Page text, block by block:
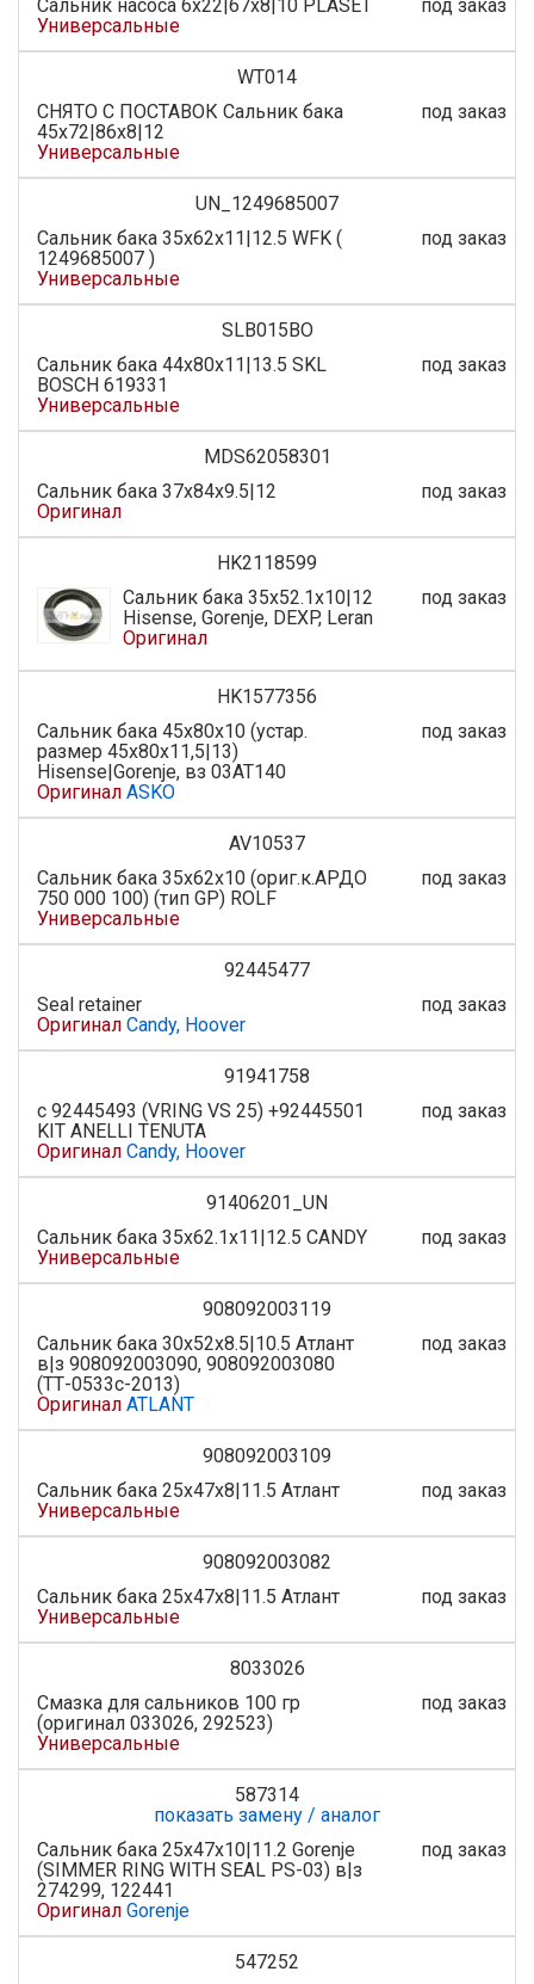
Сальник насоса 6x22|67x8|10 PLASET
Универсальные
под заказ
WT014
СНЯТО С ПОСТАВОК Сальник бака
45x72|86x8|12
Универсальные
под заказ
UN_1249685007
Сальник бака 35x62x11|12.5 WFK (
1249685007 )
Универсальные
под заказ
SLB015BO
Сальник бака 44x80x11|13.5 SKL
BOSCH 619331
Универсальные
под заказ
MDS62058301
Сальник бака 37х84х9.5|12
Оригинал
под заказ
HK2118599
Сальник бака 35x52.1x10|12
Hisense, Gorenje, DEXP, Leran
Оригинал
под заказ
HK1577356
Сальник бака 45x80x10 (устар.
размер 45х80х11,5|13)
Hisense|Gorenje, вз 03AT140
Оригинал ASKO
под заказ
AV10537
Сальник бака 35x62x10 (ориг.к.АРДО
750 000 100) (тип GP) ROLF
Универсальные
под заказ
92445477
Seal retainer
Оригинал Candy, Hoover
под заказ
91941758
c 92445493 (VRING VS 25) +92445501
KIT ANELLI TENUTA
Оригинал Candy, Hoover
под заказ
91406201_UN
Сальник бака 35x62.1x11|12.5 CANDY
Универсальные
под заказ
908092003119
Сальник бака 30x52x8.5|10.5 Атлант
в|з 908092003090, 908092003080
(ТТ-0533c-2013)
Оригинал ATLANT
под заказ
908092003109
Сальник бака 25х47х8|11.5 Атлант
Универсальные
под заказ
908092003082
Сальник бака 25х47х8|11.5 Атлант
Универсальные
под заказ
8033026
Смазка для сальников 100 гр
(оригинал 033026, 292523)
Универсальные
под заказ
587314
показать замену / аналог
Сальник бака 25х47х10|11.2 Gorenje
(SIMMER RING WITH SEAL PS-03) в|з
274299, 122441
Оригинал Gorenje
под заказ
547252